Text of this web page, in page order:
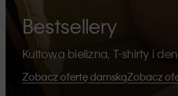
Bestsellery
Kultowa bielizna, T-shirty i
Zobacz ofertę damskąZobacz